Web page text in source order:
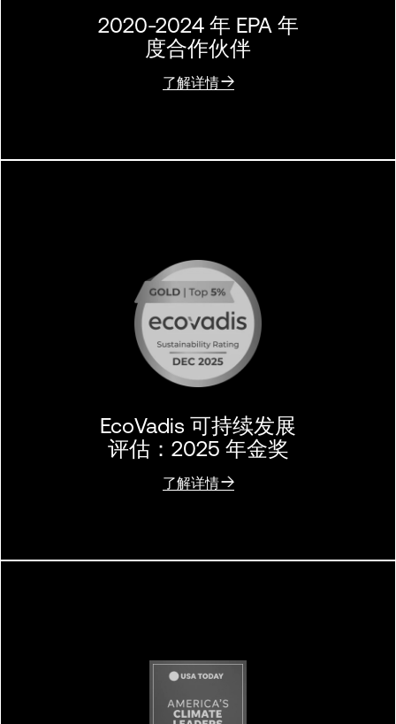
2020-2024 年 EPA 年
度合作伙伴
了解详情
EcoVadis 可持续发展
评估：2025 年金奖
了解详情